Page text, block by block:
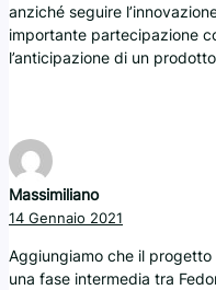
anziché seguire
importante partecipazione
l’anticipazione di un
Massimiliano
14 Gennaio 2021
Aggiungiamo che il
una fase intermedia tra